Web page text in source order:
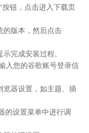
按钮，点击进入下载页
的版本，然后点击
完成安装过程。
入您的谷歌账号登录信
览器设置，如主题、插
的设置菜单中进行调